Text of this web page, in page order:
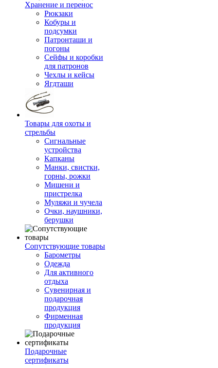
Хранение и перенос
Рюкзаки
Кобуры и
подсумки
Патронташи и
погоны
Сейфы и коробки
для патронов
Чехлы и кейсы
Ягдташи
Товары для охоты и
стрельбы
Сигнальные
устройства
Капканы
Манки, свистки,
горны, рожки
Мишени и
пристрелка
Муляжи и чучела
Очки, наушники,
берушки
Сопутствующие товары
Барометры
Одежда
Для активного
отдыха
Сувенирная и
подарочная
продукция
Фирменная
продукция
Подарочные
сертификаты